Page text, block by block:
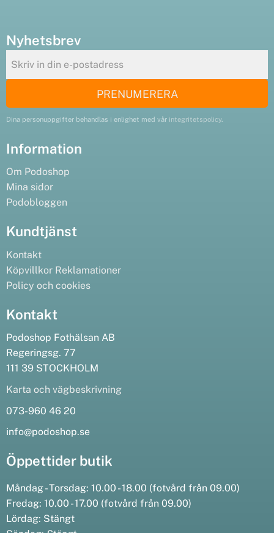
Nyhetsbrev
PRENUMERERA
Dina personuppgifter behandlas i enlighet med vår integritetspolicy.
Information
Om Podoshop
Mina sidor
Podobloggen
Kundtjänst
Kontakt
Köpvillkor Reklamationer
Policy och cookies
Kontakt
Podoshop Fothälsan AB
Regeringsg. 77
111 39 STOCKHOLM
Karta och vägbeskrivning
073-960 46 20
info@podoshop.se
Öppettider butik
Måndag - Torsdag: 10.00 - 18.00 (fotvård från 09.00)
Fredag: 10.00 - 17.00 (fotvård från 09.00)
Lördag: Stängt